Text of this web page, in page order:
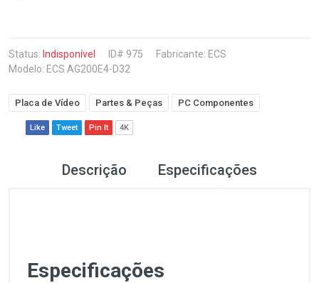
Status: Indisponível ID# 975 Fabricante: ECS
Modelo: ECS AG200E4-D32
Placa de Vídeo Partes & Peças PC Componentes
Like Tweet Pin It 4K
Descrição Especificações
Especificações